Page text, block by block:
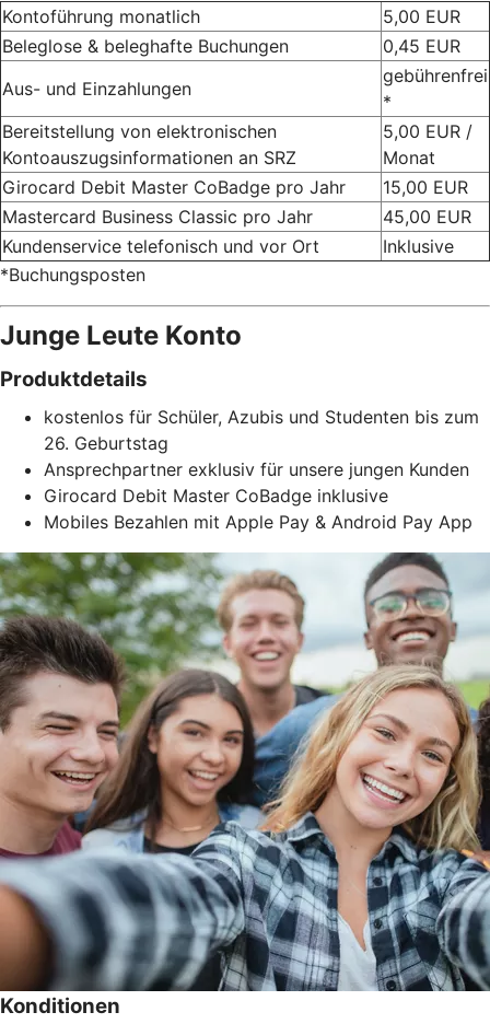
Kontoführung monatlich
5,00 EUR
Beleglose & beleghafte Buchungen
0,45 EUR
Aus- und Einzahlungen
gebührenfrei
*
Bereitstellung von elektronischen
Kontoauszugsinformationen an SRZ
5,00 EUR /
Monat
Girocard Debit Master CoBadge pro Jahr
15,00 EUR
Mastercard Business Classic pro Jahr
45,00 EUR
Kundenservice telefonisch und vor Ort
Inklusive
*Buchungsposten
Junge Leute Konto
Produktdetails
kostenlos für Schüler, Azubis und Studenten bis zum
26. Geburtstag
Ansprechpartner exklusiv für unsere jungen Kunden
Girocard Debit Master CoBadge inklusive
Mobiles Bezahlen mit Apple Pay & Android Pay App
Konditionen